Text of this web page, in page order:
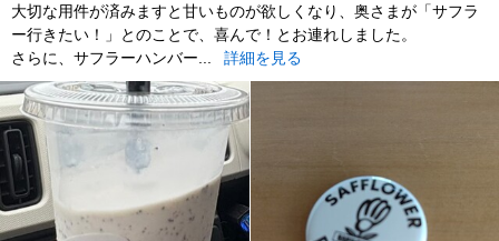
大切な用件が済みますと甘いものが欲しくなり、奥さまが「サフラ
ー行きたい！」とのことで、喜んで！とお連れしました。
さらに、サフラーハンバー...
詳細を見る